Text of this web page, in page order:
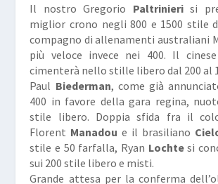
Il nostro Gregorio Paltrinierisi
miglior crono negli 800 e 1500 stile
compagno di allenamenti australiani
più veloce invece nei 400. Il cinese
cimenterà nello stille libero dal 200 al
Paul Biederman, come già
400 in favore della gara regina,
stile libero. Doppia sfida fra il
Florent Manadou e il brasiliano
stile e 50 farfalla, Ryan Lochtesi
sui 200 stile libero e misti.
Grande attesa per la conferma